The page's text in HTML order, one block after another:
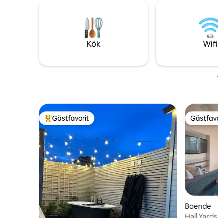
avslappnad charm, ett roligt och ibland
udda tillvägagångssätt, är det det
perfekta stället att sakta ner, andas
djupt, leka, skratta, föryngra och skapa
vackra
från
Kök Wifi
Populär gästfavorit
Gästfavorit
Boende